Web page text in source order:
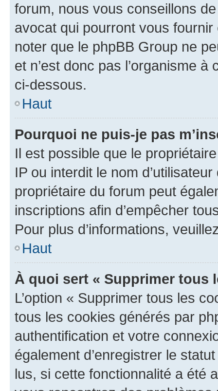
forum, nous vous conseillons
avocat qui pourront vous
noter que le phpBB Group ne
et n’est donc pas l’organisme
ci-dessous.
Haut
Pourquoi ne puis-je pas
Il est possible que le
IP ou interdit le nom
propriétaire du forum peut
inscriptions afin d’empêcher
Pour plus d’informations,
Haut
À quoi sert « Supprimer tous
L’option « Supprimer tous les
tous les cookies générés par
authentification et votre
également d’enregistrer le
lus, si cette fonctionnalité a été